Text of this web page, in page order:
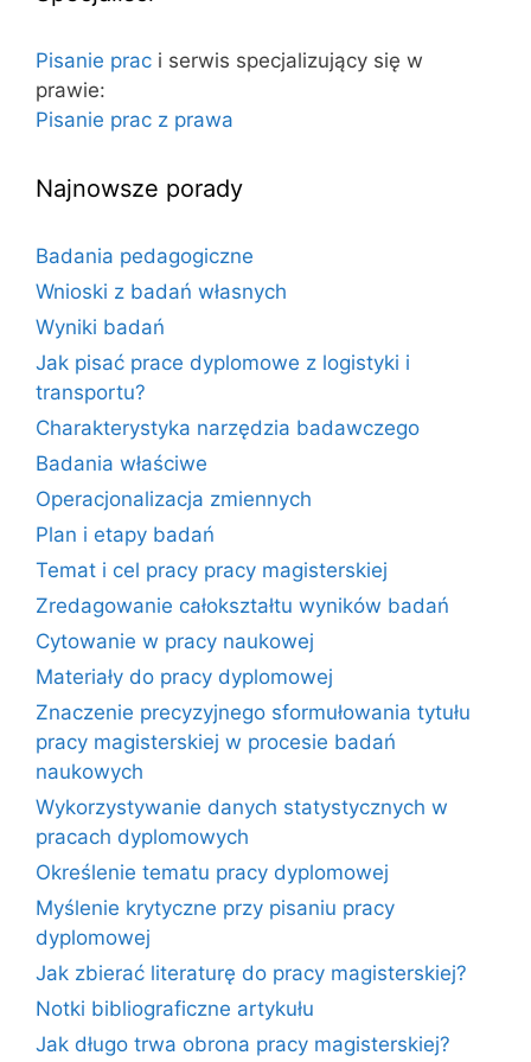
w
a
:
Pisanie prac i serwis specjalizujący się w
prawie:
Pisanie prac z prawa
Najnowsze porady
Badania pedagogiczne
Wnioski z badań własnych
Wyniki badań
Jak pisać prace dyplomowe z logistyki i
transportu?
Charakterystyka narzędzia badawczego
Badania właściwe
Operacjonalizacja zmiennych
Plan i etapy badań
Temat i cel pracy pracy magisterskiej
Zredagowanie całokształtu wyników badań
Cytowanie w pracy naukowej
Materiały do pracy dyplomowej
Znaczenie precyzyjnego sformułowania tytułu
pracy magisterskiej w procesie badań
naukowych
Wykorzystywanie danych statystycznych w
pracach dyplomowych
Określenie tematu pracy dyplomowej
Myślenie krytyczne przy pisaniu pracy
dyplomowej
Jak zbierać literaturę do pracy magisterskiej?
Notki bibliograficzne artykułu
Jak długo trwa obrona pracy magisterskiej?